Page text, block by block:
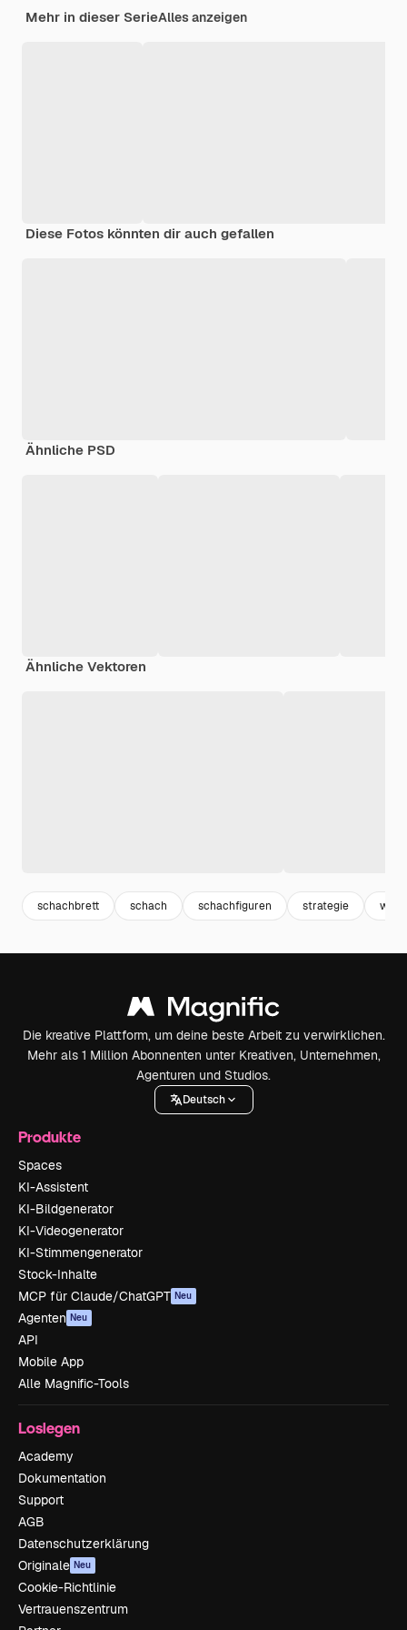
Mehr in dieser SerieAlles anzeigen
Diese Fotos könnten dir auch gefallen
Ähnliche PSD
Ähnliche Vektoren
schachbrett schach schachfiguren strategie
Die kreative Plattform, um deine beste Arbeit zu verwirklichen.
Mehr als 1 Million Abonnenten unter Kreativen, Unternehmen,
Agenturen und Studios.
Deutsch
Produkte
Spaces
KI-Assistent
KI-Bildgenerator
KI-Videogenerator
KI-Stimmengenerator
Stock-Inhalte
MCP für Claude/ChatGPT Neu
Agenten Neu
API
Mobile App
Alle Magnific-Tools
Loslegen
Academy
Dokumentation
Support
AGB
Datenschutzerklärung
Originale Neu
Cookie-Richtlinie
Vertrauenszentrum